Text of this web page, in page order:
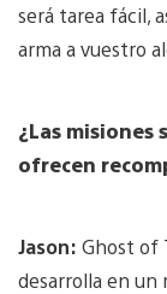
será tarea fácil,
arma a vuestro
¿Las misiones
ofrecen
Jason: Ghost of
desarrolla en un